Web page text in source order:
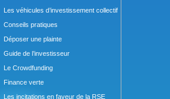
Les véhicules d’investissement collectif
Conseils pratiques
Déposer une plainte
Guide de l’investisseur
Le Crowdfunding
Finance verte
Les incitations en faveur de la RSE